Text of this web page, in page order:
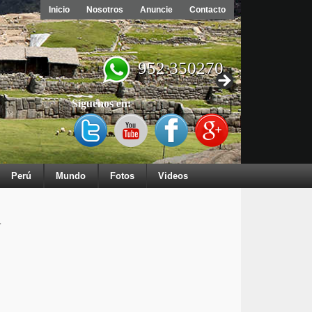
Inicio Nosotros Anuncie Contacto
952 350270
Síguenos en:
Perú Mundo Fotos Videos